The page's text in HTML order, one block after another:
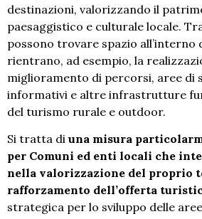
destinazioni, valorizzando il
paesaggistico e culturale locale.
possono trovare spazio all’interno
rientrano, ad esempio, la
miglioramento di percorsi, aree di
informativi e altre infrastrutture
del turismo rurale e outdoor.
Si tratta diuna misura
per Comuni ed enti locali che
nella valorizzazione del proprio
rafforzamento dell’offerta
strategica per lo sviluppo delle